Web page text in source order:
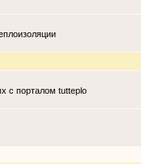
с порталом tutteplo